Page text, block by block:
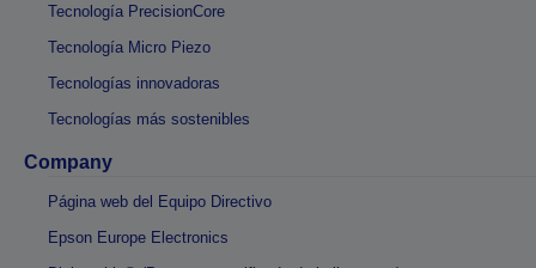
Tecnología PrecisionCore
Tecnología Micro Piezo
Tecnologías innovadoras
Tecnologías más sostenibles
Company
Página web del Equipo Directivo
Epson Europe Electronics